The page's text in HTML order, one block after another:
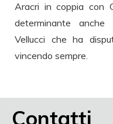
Aracri in coppia con
determinante
Vellucci che ha
vincendo sempre.
Contatti